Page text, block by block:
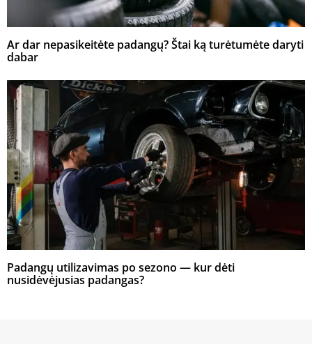
Ar dar nepasikeitėte padangų? Štai ką turėtumėte daryti
dabar
Padangų utilizavimas po sezono — kur dėti
nusidėvėjusias padangas?